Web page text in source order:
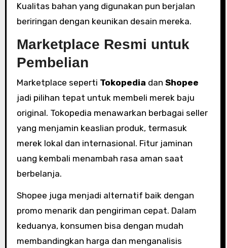
Kualitas bahan yang digunakan pun berjalan
beriringan dengan keunikan desain mereka.
Marketplace Resmi untuk
Pembelian
Marketplace seperti Tokopedia dan Shopee
jadi pilihan tepat untuk membeli merek baju
original. Tokopedia menawarkan berbagai seller
yang menjamin keaslian produk, termasuk
merek lokal dan internasional. Fitur jaminan
uang kembali menambah rasa aman saat
berbelanja.
Shopee juga menjadi alternatif baik dengan
promo menarik dan pengiriman cepat. Dalam
keduanya, konsumen bisa dengan mudah
membandingkan harga dan menganalisis